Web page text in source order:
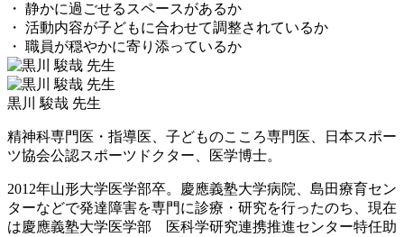
・ 静かに過ごせるスペースがあるか
・ 活動内容が子どもに合わせて調整されているか
・ 職員が穏やかに寄り添っているか
黒川 駿哉 先生
精神科専門医・指導医、子どものこころ専門医、日本スポー
ツ協会公認スポーツドクター、医学博士。
2012年山形大学医学部卒。慶應義塾大学病院、島田療育セン
ターなどで発達障害を専門に診療・研究を行ったのち、現在
は慶應義塾大学医学部 医科学研究連携推進センター特任助